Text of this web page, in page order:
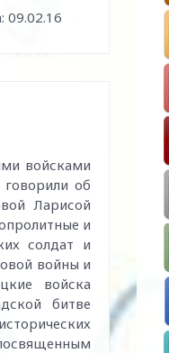
09.02.16
войсками
об
Ларисой
и
солдат и
войны и
войска
битве